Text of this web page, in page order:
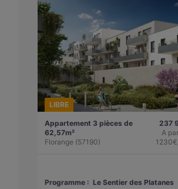
LIBRE
Appartement 3 pièces de
62,57m²
Florange (57190)
237
A
Programme : Le Sentier des Platanes